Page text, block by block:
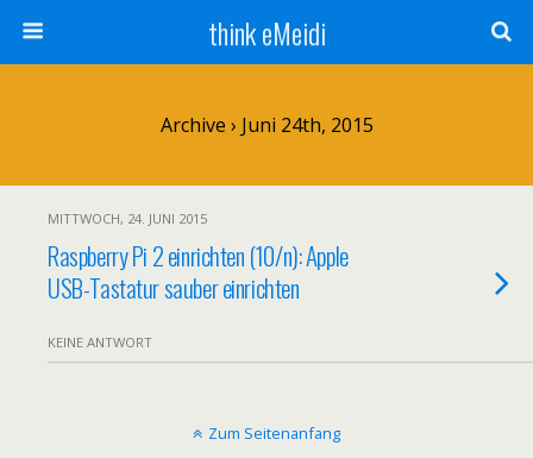
think eMeidi
Archive › Juni 24th, 2015
MITTWOCH, 24. JUNI 2015
Raspberry Pi 2 einrichten (10/n): Apple
USB-Tastatur sauber einrichten
KEINE ANTWORT
Zum Seitenanfang